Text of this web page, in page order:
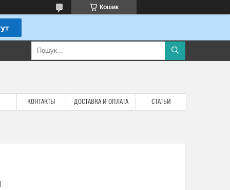
Кошик
КОНТАКТЫ ДОСТАВКА И ОПЛАТА СТАТЬИ